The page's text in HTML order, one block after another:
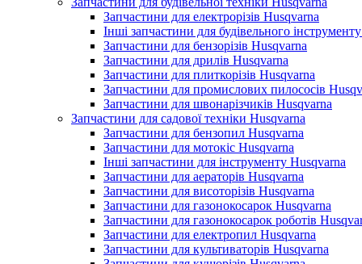
Запчастини для електрорізів Husqvarna
Інші запчастини для будівельного
Запчастини для бензорізів Husqvarna
Запчастини для дрилів Husqvarna
Запчастини для плиткорізів Husqvarna
Запчастини для промислових пилососів
Запчастини для швонарізчиків Husqvarna
Запчастини для садової техніки Husqvarna
Запчастини для бензопил Husqvarna
Запчастини для мотокіс Husqvarna
Інші запчастини для інструменту Husqvarna
Запчастини для аераторів Husqvarna
Запчастини для висоторізів Husqvarna
Запчастини для газонокосарок Husqvarna
Запчастини для газонокосарок роботів
Запчастини для електропил Husqvarna
Запчастини для культиваторів Husqvarna